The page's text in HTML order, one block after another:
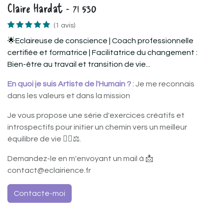
Claire Hardat - 71 530
(1 avis)
🌟Eclaireuse de conscience | Coach professionnelle
certifiée et formatrice | Facilitatrice du changement :
Bien-être au travail et transition de vie...
En quoi je suis Artiste de l'Humain ?: Je me reconnais
dans les valeurs et dans la mission
Je vous propose une série d'exercices créatifs et
introspectifs pour initier un chemin vers un meilleur
équilibre de vie ✍🏼⚖️.
Demandez-le en m'envoyant un mail à 📩
contact@eclairience.fr
Co​​​​ntacte​​-moi